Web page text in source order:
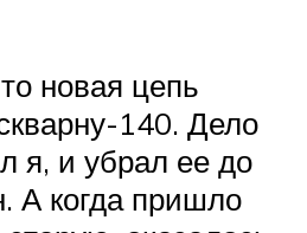
новая цепь
140. Дело
я, и убрал ее до
А когда пришло